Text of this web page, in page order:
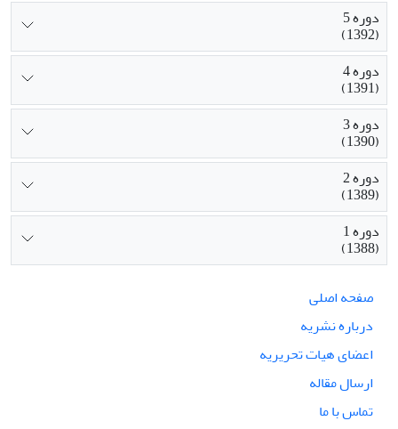
دوره 5
(1392)
دوره 4
(1391)
دوره 3
(1390)
دوره 2
(1389)
دوره 1
(1388)
صفحه اصلی
درباره نشریه
اعضای هیات تحریریه
ارسال مقاله
تماس با ما